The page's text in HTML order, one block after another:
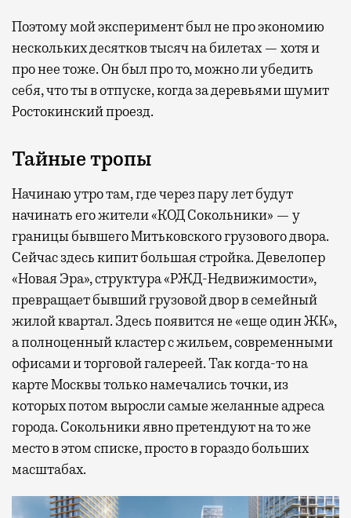
Поэтому мой эксперимент был не про экономию
нескольких десятков тысяч на билетах — хотя и
про нее тоже. Он был про то, можно ли убедить
себя, что ты в отпуске, когда за деревьями шумит
Ростокинский проезд.
Тайные тропы
Начинаю утро там, где через пару лет будут
начинать его жители «КОД Сокольники» — у
границы бывшего Митьковского грузового двора.
Сейчас здесь кипит большая стройка. Девелопер
«Новая Эра», структура «РЖД-Недвижимости»,
превращает бывший грузовой двор в семейный
жилой квартал. Здесь появится не «еще один ЖК»,
а полноценный кластер с жильем, современными
офисами и торговой галереей. Так когда-то на
карте Москвы только намечались точки, из
которых потом выросли самые желанные адреса
города. Сокольники явно претендуют на то же
место в этом списке, просто в гораздо больших
масштабах.